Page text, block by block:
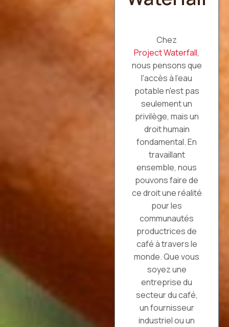
Chez
Project Waterfall,
nous pensons que
l'accès à l'eau
potable n'est pas
seulement un
privilège, mais un
droit humain
fondamental. En
travaillant
ensemble, nous
pouvons faire de
ce droit une réalité
pour les
communautés
productrices de
café à travers le
monde. Que vous
soyez une
entreprise du
secteur du café,
un fournisseur
industriel ou un